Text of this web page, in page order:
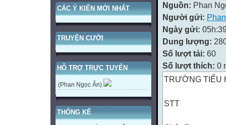
CÁC Ý KIẾN MỚI NHẤT
TRUYỆN CƯỜI
HỖ TRỢ TRỰC TUYẾN
(Phan Ngọc Ẩn)
THỐNG KÊ
Nguồn: Phan
Người gửi:
Ngày gửi:
Dung lượng:
Số lượt tải: 60
Số lượt thích: 0
TRƯỜNG TIỂU
STT